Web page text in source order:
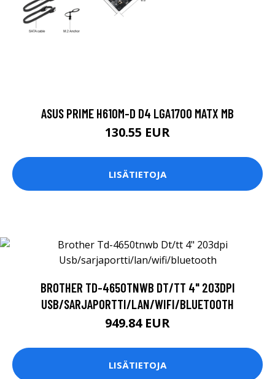
ASUS PRIME H610M-D D4 LGA1700 MATX MB
130.55 EUR
LISÄTIETOJA
BROTHER TD-4650TNWB DT/TT 4" 203DPI
USB/SARJAPORTTI/LAN/WIFI/BLUETOOTH
949.84 EUR
LISÄTIETOJA